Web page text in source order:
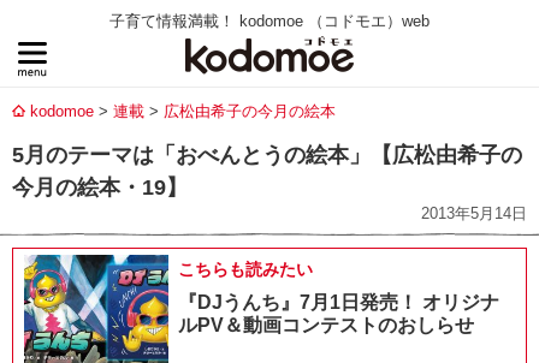
子育て情報満載！ kodomoe （コドモエ）web
kodomoe 連載 広松由希子の今月の絵本
5月のテーマは「おべんとうの絵本」【広松由希子の
今月の絵本・19】
2013年5月14日
こちらも読みたい
『DJうんち』7月1日発売！ オリジナ
ルPV＆動画コンテストのおしらせ